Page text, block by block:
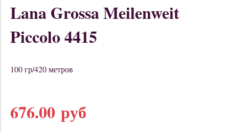
Lana Grossa Meilenweit
Piccolo 4415
100 гр/420 метров
676.00 руб